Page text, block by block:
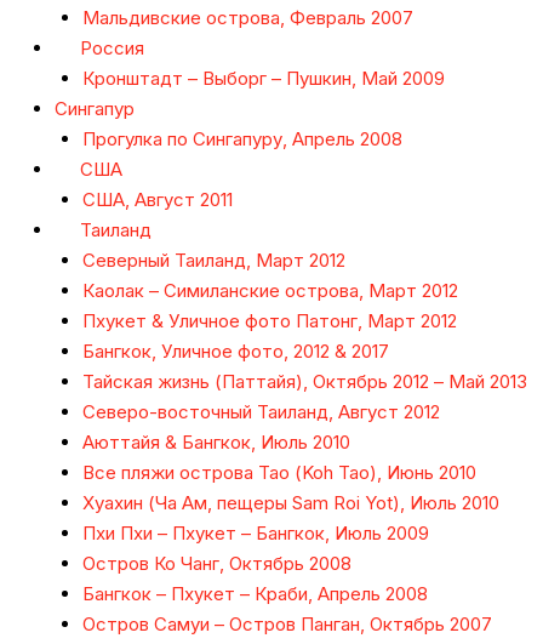
Мальдивские острова, Февраль 2007
Россия
Кронштадт – Выборг – Пушкин, Май 2009
Сингапур
Прогулка по Сингапуру, Апрель 2008
США
США, Август 2011
Таиланд
Северный Таиланд, Март 2012
Каолак – Симиланские острова, Март 2012
Пхукет & Уличное фото Патонг, Март 2012
Бангкок, Уличное фото, 2012 & 2017
Тайская жизнь (Паттайя), Октябрь 2012 – Май 2013
Северо-восточный Таиланд, Август 2012
Аюттайя & Бангкок, Июль 2010
Все пляжи острова Тао (Koh Tao), Июнь 2010
Хуахин (Ча Ам, пещеры Sam Roi Yot), Июль 2010
Пхи Пхи – Пхукет – Бангкок, Июль 2009
Остров Ко Чанг, Октябрь 2008
Бангкок – Пхукет – Краби, Апрель 2008
Остров Самуи – Остров Панган, Октябрь 2007